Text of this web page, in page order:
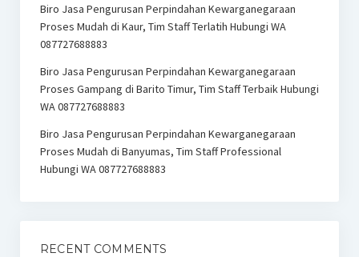
Biro Jasa Pengurusan Perpindahan Kewarganegaraan
Proses Mudah di Kaur, Tim Staff Terlatih Hubungi WA
087727688883
Biro Jasa Pengurusan Perpindahan Kewarganegaraan
Proses Gampang di Barito Timur, Tim Staff Terbaik Hubungi
WA 087727688883
Biro Jasa Pengurusan Perpindahan Kewarganegaraan
Proses Mudah di Banyumas, Tim Staff Professional
Hubungi WA 087727688883
RECENT COMMENTS